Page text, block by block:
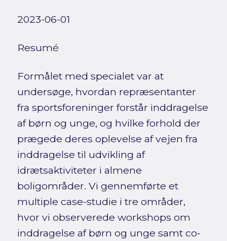
2023-06-01
Resumé
Formålet med specialet var at
undersøge, hvordan repræsentanter
fra sportsforeninger forstår inddragelse
af børn og unge, og hvilke forhold der
prægede deres oplevelse af vejen fra
inddragelse til udvikling af
idrætsaktiviteter i almene
boligområder. Vi gennemførte et
multiple case-studie i tre områder,
hvor vi observerede workshops om
inddragelse af børn og unge samt co-